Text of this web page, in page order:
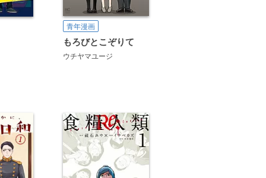
青年漫画
もろびとこぞりて
ウチヤマユージ